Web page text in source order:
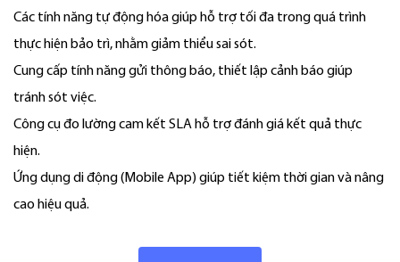
Các tính năng tự động hóa giúp hỗ trợ tối đa trong quá trình
thực hiện bảo trì, nhằm giảm thiểu sai sót.
Cung cấp tính năng gửi thông báo, thiết lập cảnh báo giúp
tránh sót việc.
Công cụ đo lường cam kết SLA hỗ trợ đánh giá kết quả thực
hiện.
Ứng dụng di động (Mobile App) giúp tiết kiệm thời gian và nâng
cao hiệu quả.